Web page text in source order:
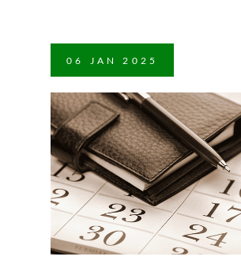
06 JAN 2025